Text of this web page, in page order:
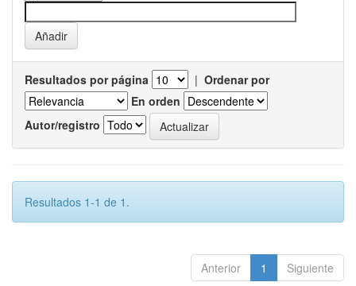
Resultados por página | Ordenar por
En orden
Autor/registro
Resultados 1-1 de 1.
Anterior 1 Siguiente